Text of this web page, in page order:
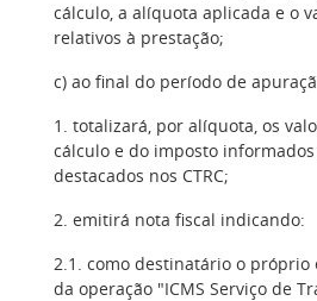
cálculo, a alíquota aplicada e o
relativos à prestação;
c) ao final do período de
1. totalizará, por alíquota, os
cálculo e do imposto
destacados nos CTRC;
2. emitirá nota fiscal indicando:
2.1. como destinatário o próprio
da operação "ICMS Serviço de